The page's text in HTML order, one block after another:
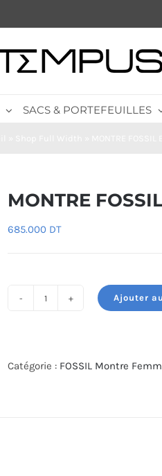
SACS & PORTEFEUILLES
MONTRE
685.000 DT
FOSSIL
Ajouter
Catégorie : FOSSIL Montre